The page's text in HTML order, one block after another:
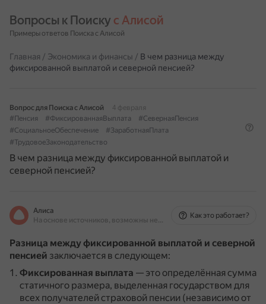
Вопросы к Поиску с Алисой
Примеры ответов Поиска с Алисой
Главная / Экономика и финансы / В чем разница между
фиксированной выплатой и северной пенсией?
Вопрос для Поиска с Алисой
4 февраля
#Пенсия
#ФиксированнаяВыплата
#СевернаяПенсия
#СоциальноеОбеспечение
#ЗаработнаяПлата
#ТрудовоеЗаконодательство
В чем разница между фиксированной выплатой и
северной пенсией?
Алиса
На основе источников, возможны неточности
Как это работает?
Разница между фиксированной выплатой и северной
пенсией заключается в следующем:
Фиксированная выплата — это определённая сумма
статичного размера, выделенная государством для
всех получателей страховой пенсии (независимо от